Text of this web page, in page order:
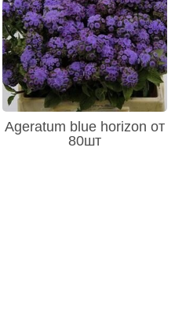
Ageratum blue horizon от
80шт